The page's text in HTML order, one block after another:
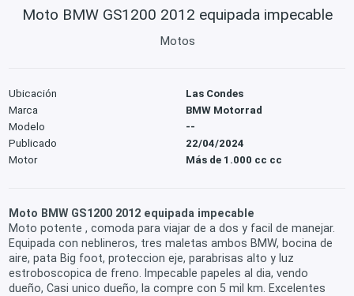
Moto BMW GS1200 2012 equipada impecable
Motos
Ubicación
Las Condes
Marca
BMW Motorrad
Modelo
--
Publicado
22/04/2024
Motor
Más de 1.000 cc cc
Moto BMW GS1200 2012 equipada impecable
Moto potente , comoda para viajar de a dos y facil de manejar.
Equipada con neblineros, tres maletas ambos BMW, bocina de
aire, pata Big foot, proteccion eje, parabrisas alto y luz
estroboscopica de freno. Impecable papeles al dia, vendo
dueño, Casi unico dueño, la compre con 5 mil km. Excelentes